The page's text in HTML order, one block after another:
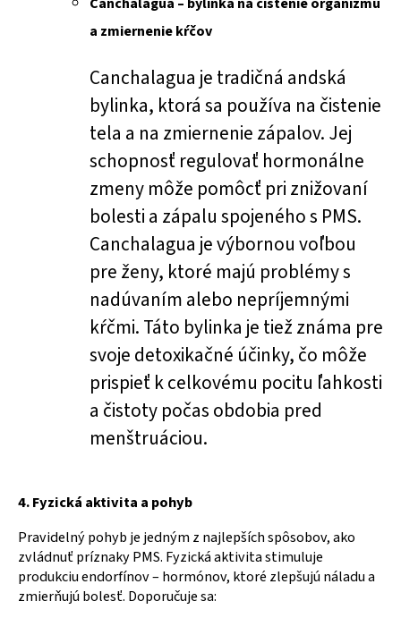
a zmiernenie kŕčov
Canchalagua je tradičná andská
bylinka, ktorá sa používa na čistenie
tela a na zmiernenie zápalov. Jej
schopnosť regulovať hormonálne
zmeny môže pomôcť pri znižovaní
bolesti a zápalu spojeného s PMS.
Canchalagua je výbornou voľbou
pre ženy, ktoré majú problémy s
nadúvaním alebo nepríjemnými
kŕčmi. Táto bylinka je tiež známa pre
svoje detoxikačné účinky, čo môže
prispieť k celkovému pocitu ľahkosti
a čistoty počas obdobia pred
menštruáciou.
4. Fyzická aktivita a pohyb
Pravidelný pohyb je jedným z najlepších spôsobov, ako
zvládnuť príznaky PMS. Fyzická aktivita stimuluje
produkciu endorfínov – hormónov, ktoré zlepšujú náladu a
zmierňujú bolesť. Doporučuje sa: